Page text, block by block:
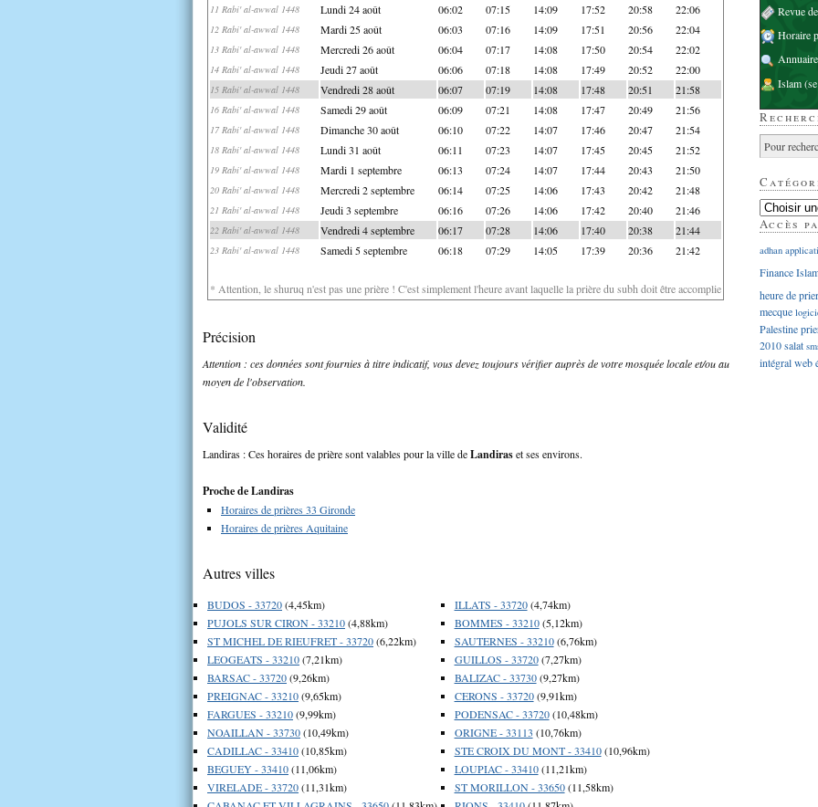
11 Rabi' al-awwal 1448 Lundi 24 août 06:02 07:15 14:09 17:52 20:58 22:06
12 Rabi' al-awwal 1448 Mardi 25 août 06:03 07:16 14:09 17:51 20:56 22:04
13 Rabi' al-awwal 1448 Mercredi 26 août 06:04 07:17 14:08 17:50 20:54 22:02
14 Rabi' al-awwal 1448 Jeudi 27 août 06:06 07:18 14:08 17:49 20:52 22:00
15 Rabi' al-awwal 1448 Vendredi 28 août 06:07 07:19 14:08 17:48 20:51 21:58
16 Rabi' al-awwal 1448 Samedi 29 août 06:09 07:21 14:08 17:47 20:49 21:56
17 Rabi' al-awwal 1448 Dimanche 30 août 06:10 07:22 14:07 17:46 20:47 21:54
18 Rabi' al-awwal 1448 Lundi 31 août 06:11 07:23 14:07 17:45 20:45 21:52
19 Rabi' al-awwal 1448 Mardi 1 septembre 06:13 07:24 14:07 17:44 20:43 21:50
20 Rabi' al-awwal 1448 Mercredi 2 septembre 06:14 07:25 14:06 17:43 20:42 21:48
21 Rabi' al-awwal 1448 Jeudi 3 septembre 06:16 07:26 14:06 17:42 20:40 21:46
22 Rabi' al-awwal 1448 Vendredi 4 septembre 06:17 07:28 14:06 17:40 20:38 21:44
23 Rabi' al-awwal 1448 Samedi 5 septembre 06:18 07:29 14:05 17:39 20:36 21:42
* Attention, le shuruq n'est pas une prière ! C'est simplement l'heure avant laquelle la prière du subh doit être accomplie
Précision
Attention : ces données sont fournies à titre indicatif, vous devez toujours vérifier auprès de votre mosquée locale et/ou au
moyen de l'observation.
Validité
Landiras : Ces horaires de prière sont valables pour la ville deLandiraset ses environs.
Proche de Landiras
Horaires de prières 33 Gironde
Horaires de prières Aquitaine
Autres villes
BUDOS - 33720(4,45km)
PUJOLS SUR CIRON - 33210(4,88km)
ST MICHEL DE RIEUFRET - 33720(6,22km)
LEOGEATS - 33210(7,21km)
BARSAC - 33720(9,26km)
PREIGNAC - 33210(9,65km)
FARGUES - 33210(9,99km)
NOAILLAN - 33730(10,49km)
CADILLAC - 33410(10,85km)
BEGUEY - 33410(11,06km)
VIRELADE - 33720(11,31km)
ILLATS - 33720(4,74km)
BOMMES - 33210(5,12km)
SAUTERNES - 33210(6,76km)
GUILLOS - 33720(7,27km)
BALIZAC - 33730(9,27km)
CERONS - 33720(9,91km)
PODENSAC - 33720(10,48km)
ORIGNE - 33113 (10,76km)
STE CROIX DU MONT - 33410(10,96km)
LOUPIAC - 33410(11,21km)
ST MORILLON - 33650(11,58km)
Revue
Horaire
Islam
Accès
adhan
Finance
heure de
mecque
Palestine
2010salat
intégralweb